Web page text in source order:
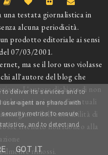
testata giornalistica in
alcuna periodicità.
prodotto editoriale ai sensi
07/03/2001.
ma se il loro uso violasse
all'autore del blog che
L'autore dichiara di non
lasciati nei post. Eventuali
o dell'onorabilità di
ritenuto non idoneo alla
rimossi.
deliver its services and to
agent are shared with
metrics to ensure
and to detect and
GOT IT